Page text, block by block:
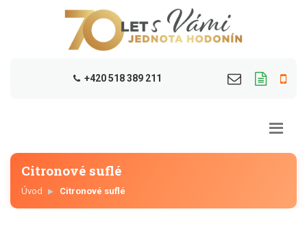
+420 518 389 211
Citronové suflé
Úvod Citronové suflé